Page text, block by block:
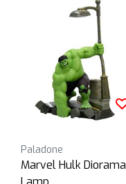
Paladone
Marvel Hulk Diorama